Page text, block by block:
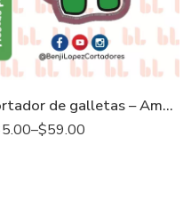
Cortador de galletas – AmongUs Mexicano
–$59.00